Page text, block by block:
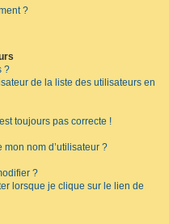
?
?
de la liste des utilisateurs en
toujours pas correcte !
nom d’utilisateur ?
?
lorsque je clique sur le lien de